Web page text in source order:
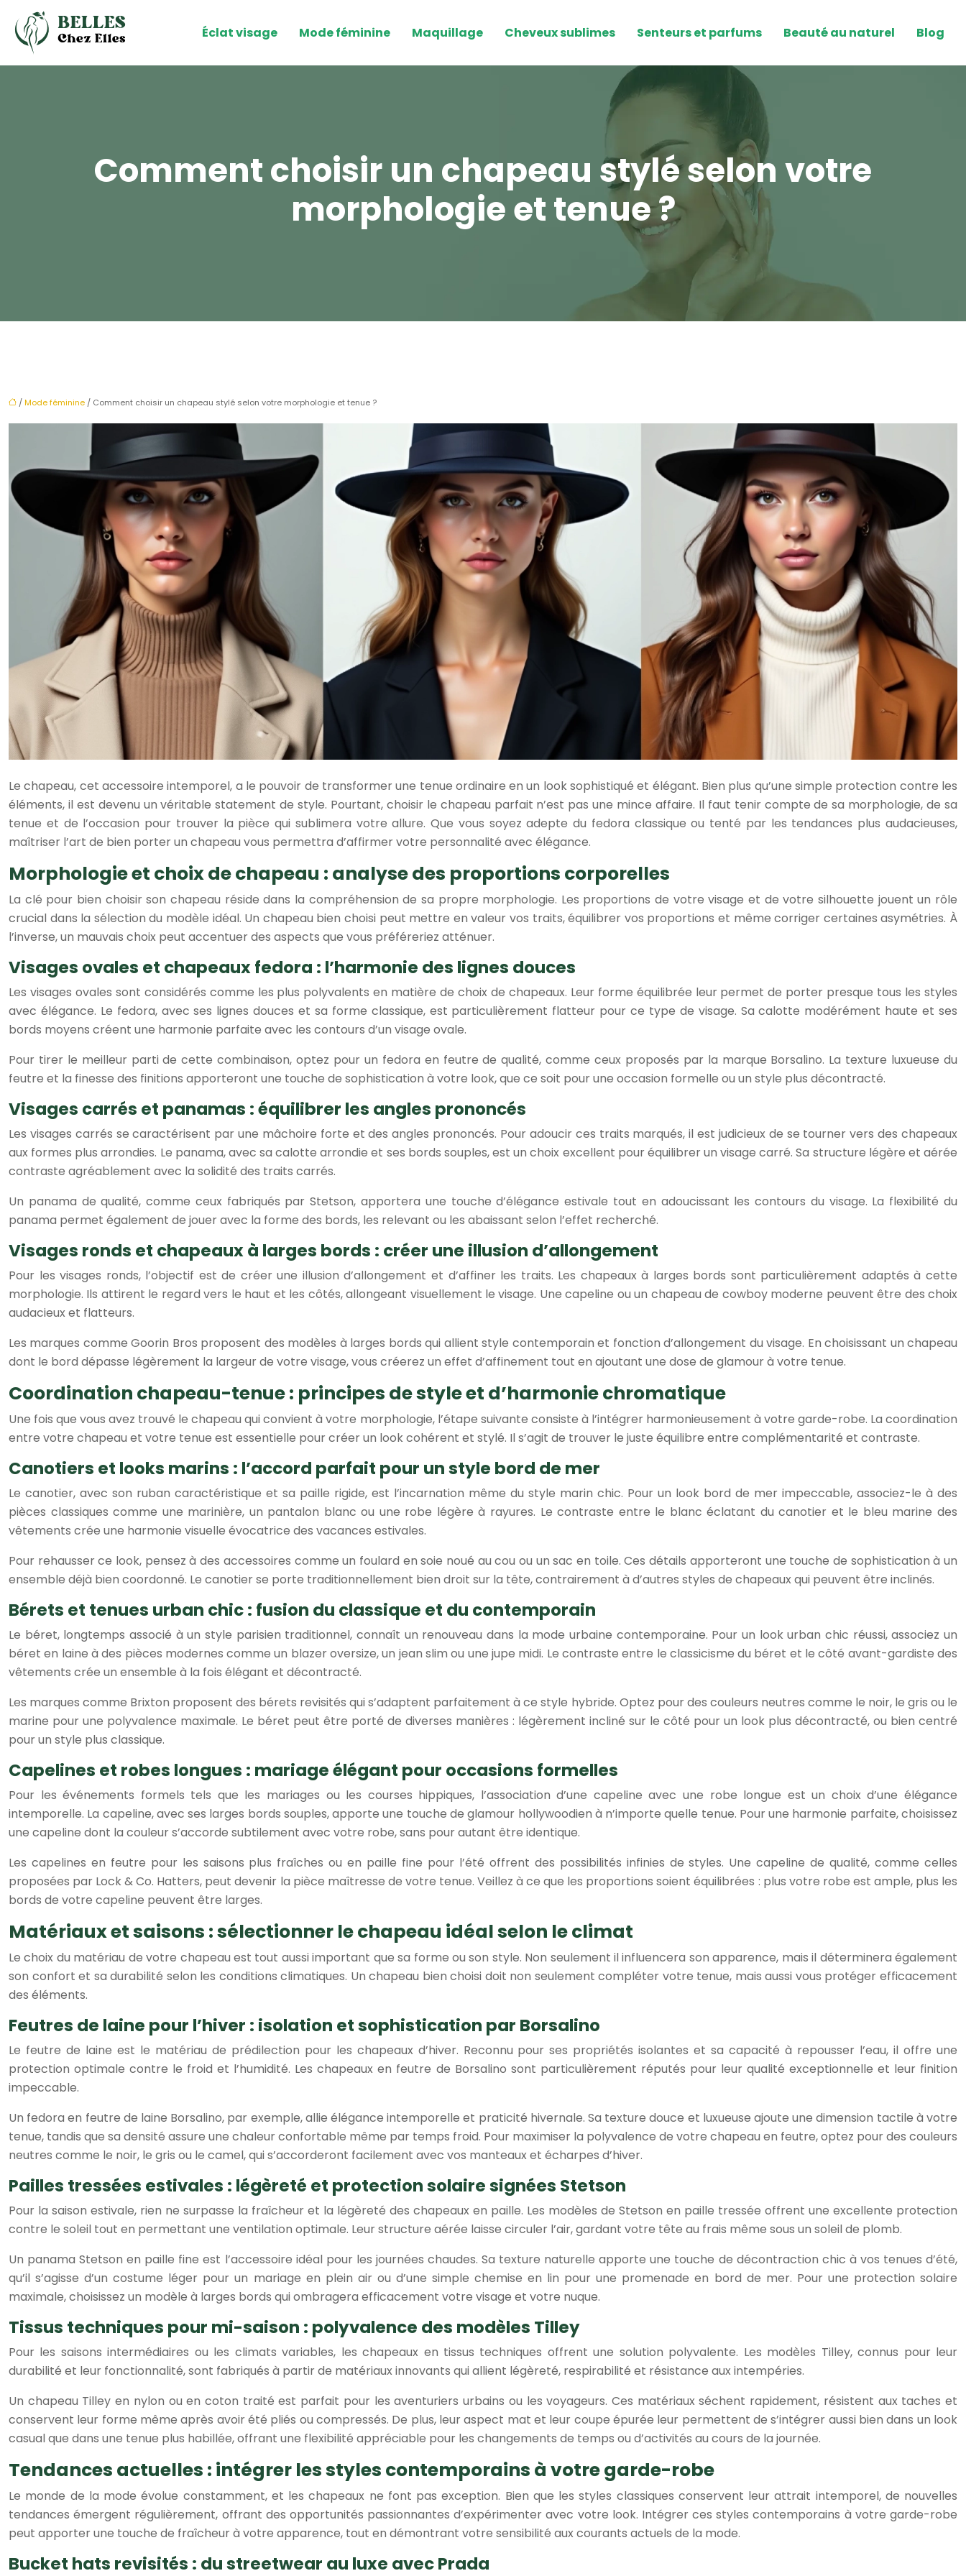
Éclat visage Mode féminine Maquillage Cheveux sublimes Senteurs et parfums Beauté au naturel Blog
Comment choisir un chapeau stylé selon votre
morphologie et tenue ?
/Mode féminine / Comment choisir un chapeau stylé selon votre morphologie et tenue ?
Le chapeau, cet accessoire intemporel, a le pouvoir de transformer une tenue ordinaire en un look sophistiqué et élégant. Bien plus qu’une simple protection contre les
éléments, il est devenu un véritable statement de style. Pourtant, choisir le chapeau parfait n’est pas une mince affaire. Il faut tenir compte de sa morphologie, de sa
tenue et de l’occasion pour trouver la pièce qui sublimera votre allure. Que vous soyez adepte du fedora classique ou tenté par les tendances plus audacieuses,
maîtriser l’art de bien porter un chapeau vous permettra d’affirmer votre personnalité avec élégance.
Morphologie et choix de chapeau : analyse des proportions corporelles
La clé pour bien choisir son chapeau réside dans la compréhension de sa propre morphologie. Les proportions de votre visage et de votre silhouette jouent un rôle
crucial dans la sélection du modèle idéal. Un chapeau bien choisi peut mettre en valeur vos traits, équilibrer vos proportions et même corriger certaines asymétries. À
l’inverse, un mauvais choix peut accentuer des aspects que vous préféreriez atténuer.
Visages ovales et chapeaux fedora : l’harmonie des lignes douces
Les visages ovales sont considérés comme les plus polyvalents en matière de choix de chapeaux. Leur forme équilibrée leur permet de porter presque tous les styles
avec élégance. Le fedora, avec ses lignes douces et sa forme classique, est particulièrement flatteur pour ce type de visage. Sa calotte modérément haute et ses
bords moyens créent une harmonie parfaite avec les contours d’un visage ovale.
Pour tirer le meilleur parti de cette combinaison, optez pour un fedora en feutre de qualité, comme ceux proposés par la marque Borsalino. La texture luxueuse du
feutre et la finesse des finitions apporteront une touche de sophistication à votre look, que ce soit pour une occasion formelle ou un style plus décontracté.
Visages carrés et panamas : équilibrer les angles prononcés
Les visages carrés se caractérisent par une mâchoire forte et des angles prononcés. Pour adoucir ces traits marqués, il est judicieux de se tourner vers des chapeaux
aux formes plus arrondies. Le panama, avec sa calotte arrondie et ses bords souples, est un choix excellent pour équilibrer un visage carré. Sa structure légère et aérée
contraste agréablement avec la solidité des traits carrés.
Un panama de qualité, comme ceux fabriqués par Stetson, apportera une touche d’élégance estivale tout en adoucissant les contours du visage. La flexibilité du
panama permet également de jouer avec la forme des bords, les relevant ou les abaissant selon l’effet recherché.
Visages ronds et chapeaux à larges bords : créer une illusion d’allongement
Pour les visages ronds, l’objectif est de créer une illusion d’allongement et d’affiner les traits. Les chapeaux à larges bords sont particulièrement adaptés à cette
morphologie. Ils attirent le regard vers le haut et les côtés, allongeant visuellement le visage. Une capeline ou un chapeau de cowboy moderne peuvent être des choix
audacieux et flatteurs.
Les marques comme Goorin Bros proposent des modèles à larges bords qui allient style contemporain et fonction d’allongement du visage. En choisissant un chapeau
dont le bord dépasse légèrement la largeur de votre visage, vous créerez un effet d’affinement tout en ajoutant une dose de glamour à votre tenue.
Coordination chapeau-tenue : principes de style et d’harmonie chromatique
Une fois que vous avez trouvé le chapeau qui convient à votre morphologie, l’étape suivante consiste à l’intégrer harmonieusement à votre garde-robe. La coordination
entre votre chapeau et votre tenue est essentielle pour créer un look cohérent et stylé. Il s’agit de trouver le juste équilibre entre complémentarité et contraste.
Canotiers et looks marins : l’accord parfait pour un style bord de mer
Le canotier, avec son ruban caractéristique et sa paille rigide, est l’incarnation même du style marin chic. Pour un look bord de mer impeccable, associez-le à des
pièces classiques comme une marinière, un pantalon blanc ou une robe légère à rayures. Le contraste entre le blanc éclatant du canotier et le bleu marine des
vêtements crée une harmonie visuelle évocatrice des vacances estivales.
Pour rehausser ce look, pensez à des accessoires comme un foulard en soie noué au cou ou un sac en toile. Ces détails apporteront une touche de sophistication à un
ensemble déjà bien coordonné. Le canotier se porte traditionnellement bien droit sur la tête, contrairement à d’autres styles de chapeaux qui peuvent être inclinés.
Bérets et tenues urban chic : fusion du classique et du contemporain
Le béret, longtemps associé à un style parisien traditionnel, connaît un renouveau dans la mode urbaine contemporaine. Pour un look urban chic réussi, associez un
béret en laine à des pièces modernes comme un blazer oversize, un jean slim ou une jupe midi. Le contraste entre le classicisme du béret et le côté avant-gardiste des
vêtements crée un ensemble à la fois élégant et décontracté.
Les marques comme Brixton proposent des bérets revisités qui s’adaptent parfaitement à ce style hybride. Optez pour des couleurs neutres comme le noir, le gris ou le
marine pour une polyvalence maximale. Le béret peut être porté de diverses manières : légèrement incliné sur le côté pour un look plus décontracté, ou bien centré
pour un style plus classique.
Capelines et robes longues : mariage élégant pour occasions formelles
Pour les événements formels tels que les mariages ou les courses hippiques, l’association d’une capeline avec une robe longue est un choix d’une élégance
intemporelle. La capeline, avec ses larges bords souples, apporte une touche de glamour hollywoodien à n’importe quelle tenue. Pour une harmonie parfaite, choisissez
une capeline dont la couleur s’accorde subtilement avec votre robe, sans pour autant être identique.
Les capelines en feutre pour les saisons plus fraîches ou en paille fine pour l’été offrent des possibilités infinies de styles. Une capeline de qualité, comme celles
proposées par Lock & Co. Hatters, peut devenir la pièce maîtresse de votre tenue. Veillez à ce que les proportions soient équilibrées : plus votre robe est ample, plus les
bords de votre capeline peuvent être larges.
Matériaux et saisons : sélectionner le chapeau idéal selon le climat
Le choix du matériau de votre chapeau est tout aussi important que sa forme ou son style. Non seulement il influencera son apparence, mais il déterminera également
son confort et sa durabilité selon les conditions climatiques. Un chapeau bien choisi doit non seulement compléter votre tenue, mais aussi vous protéger efficacement
des éléments.
Feutres de laine pour l’hiver : isolation et sophistication par Borsalino
Le feutre de laine est le matériau de prédilection pour les chapeaux d’hiver. Reconnu pour ses propriétés isolantes et sa capacité à repousser l’eau, il offre une
protection optimale contre le froid et l’humidité. Les chapeaux en feutre de Borsalino sont particulièrement réputés pour leur qualité exceptionnelle et leur finition
impeccable.
Un fedora en feutre de laine Borsalino, par exemple, allie élégance intemporelle et praticité hivernale. Sa texture douce et luxueuse ajoute une dimension tactile à votre
tenue, tandis que sa densité assure une chaleur confortable même par temps froid. Pour maximiser la polyvalence de votre chapeau en feutre, optez pour des couleurs
neutres comme le noir, le gris ou le camel, qui s’accorderont facilement avec vos manteaux et écharpes d’hiver.
Pailles tressées estivales : légèreté et protection solaire signées Stetson
Pour la saison estivale, rien ne surpasse la fraîcheur et la légèreté des chapeaux en paille. Les modèles de Stetson en paille tressée offrent une excellente protection
contre le soleil tout en permettant une ventilation optimale. Leur structure aérée laisse circuler l’air, gardant votre tête au frais même sous un soleil de plomb.
Un panama Stetson en paille fine est l’accessoire idéal pour les journées chaudes. Sa texture naturelle apporte une touche de décontraction chic à vos tenues d’été,
qu’il s’agisse d’un costume léger pour un mariage en plein air ou d’une simple chemise en lin pour une promenade en bord de mer. Pour une protection solaire
maximale, choisissez un modèle à larges bords qui ombragera efficacement votre visage et votre nuque.
Tissus techniques pour mi-saison : polyvalence des modèles Tilley
Pour les saisons intermédiaires ou les climats variables, les chapeaux en tissus techniques offrent une solution polyvalente. Les modèles Tilley, connus pour leur
durabilité et leur fonctionnalité, sont fabriqués à partir de matériaux innovants qui allient légèreté, respirabilité et résistance aux intempéries.
Un chapeau Tilley en nylon ou en coton traité est parfait pour les aventuriers urbains ou les voyageurs. Ces matériaux séchent rapidement, résistent aux taches et
conservent leur forme même après avoir été pliés ou compressés. De plus, leur aspect mat et leur coupe épurée leur permettent de s’intégrer aussi bien dans un look
casual que dans une tenue plus habillée, offrant une flexibilité appréciable pour les changements de temps ou d’activités au cours de la journée.
Tendances actuelles : intégrer les styles contemporains à votre garde-robe
Le monde de la mode évolue constamment, et les chapeaux ne font pas exception. Bien que les styles classiques conservent leur attrait intemporel, de nouvelles
tendances émergent régulièrement, offrant des opportunités passionnantes d’expérimenter avec votre look. Intégrer ces styles contemporains à votre garde-robe
peut apporter une touche de fraîcheur à votre apparence, tout en démontrant votre sensibilité aux courants actuels de la mode.
Bucket hats revisités : du streetwear au luxe avec Prada